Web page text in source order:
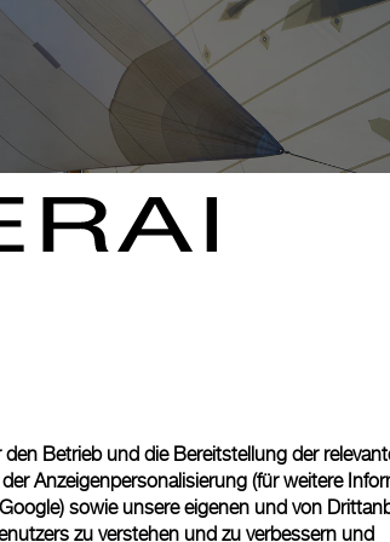
NFTs in Verbindung mit der Radiomir
die es ihm ermöglicht, diesen Non-
in diesem Sammlerstück ein
angefertigt wurde. Das digitale Asset
Betrieb und die Bereitstellung der
Anzeigenpersonalisierung (für weitere
) sowie unsere eigenen und von
zu verstehen und zu verbessern und